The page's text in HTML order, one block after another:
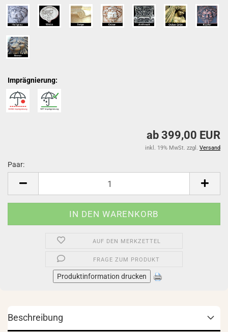
Imprägnierung:
ab 399,00 EUR
inkl. 19% MwSt. zzgl. Versand
Paar:
AUF DEN MERKZETTEL
FRAGE ZUM PRODUKT
Produktinformation drucken
Beschreibung